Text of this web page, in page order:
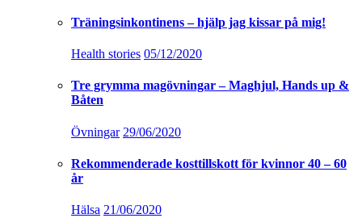
Träningsinkontinens – hjälp jag kissar på mig!
Health stories 05/12/2020
Tre grymma magövningar – Maghjul, Hands up &
Båten
Övningar 29/06/2020
Rekommenderade kosttillskott för kvinnor 40 – 60
år
Hälsa 21/06/2020